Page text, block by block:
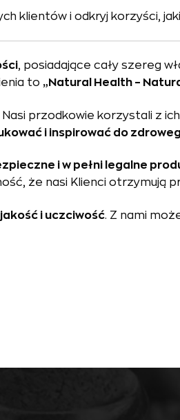
klientów i odkryj korzyści,
, posiadające cały szereg
to „Natural Health –
przodkowie korzystali z
i inspirować do
i w pełni legalne
że nasi Klienci otrzymują
i uczciwość. Z nami